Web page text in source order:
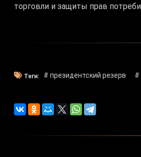
торговли и защиты прав
Теги: # президентский резерв #